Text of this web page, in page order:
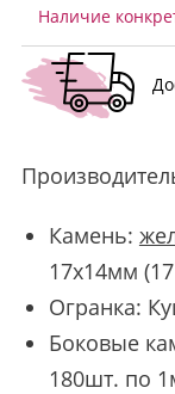
Наличие
Камень:
17х14мм
Огранка:
Боковые
180шт. по